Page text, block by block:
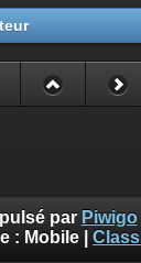
par Piwigo
: Mobile